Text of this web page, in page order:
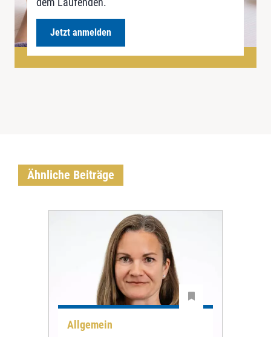
Jetzt anmelden
Ähnliche Beiträge
Allgemein